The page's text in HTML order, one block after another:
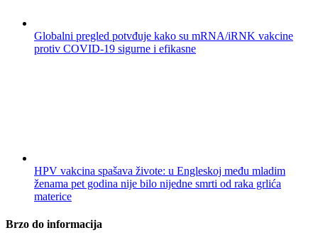
Globalni pregled potvđuje kako su mRNA/iRNK vakcine
protiv COVID-19 sigurne i efikasne
HPV vakcina spašava živote: u Engleskoj među mladim
ženama pet godina nije bilo nijedne smrti od raka grlića
materice
Brzo do informacija